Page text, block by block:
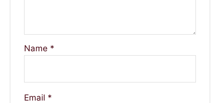
Name *
Email *